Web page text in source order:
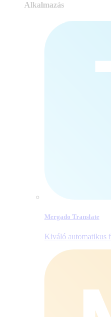
Alkalmazás
Mergado Translate
Kiváló automatikus